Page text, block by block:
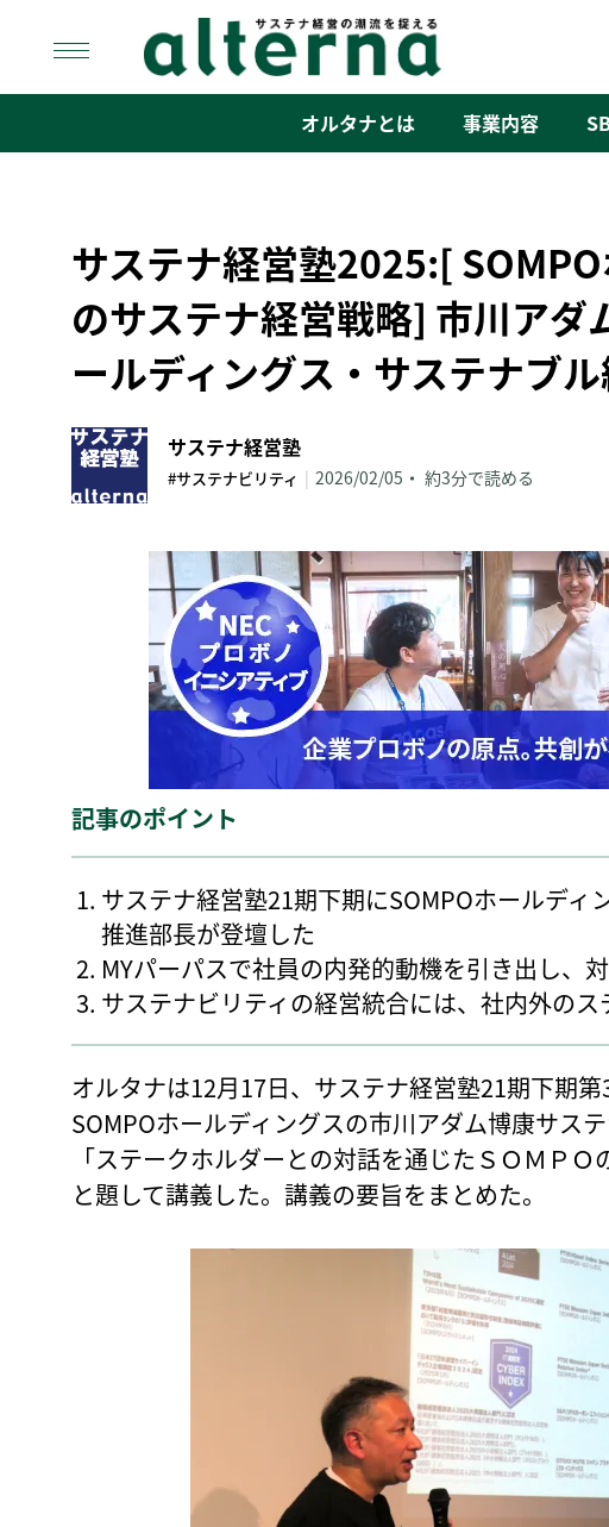
content
オルタナとは 事業内容
サステナ経営塾2025:[
のサステナ経営戦略] 市川アダ
ールディングス・サステナブ
サステナ経営塾
#サステナビリティ | 2026/02/05 約3分で読める
記事のポイント
サステナ経営塾21期下期にSOMPOホールディ
推進部長が登壇した
MYパーパスで社員の内発的動機を引き出し、
サステナビリティの経営統合には、社内外の
オルタナは12月17日、サステナ経営塾21期下期
SOMPOホールディングスの市川アダム博康サス
「ステークホルダーとの対話を通じたＳＯＭＰＯ
と題して講義した。講義の要旨をまとめた。